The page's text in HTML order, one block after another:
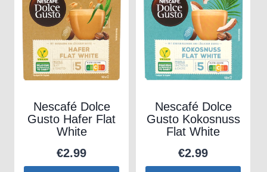
Nescafé Dolce
Gusto Hafer Flat
White
€2.99
Nescafé Dolce
Gusto Kokosnuss
Flat White
€2.99